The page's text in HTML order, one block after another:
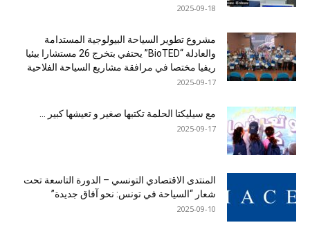
2025-09-18
مشروع تطوير السياحة البيولوجية المستدامة
والعادلة “BioTED” يحتفي بتخرج 26 مستشارا بيئيا
ريفيا مختصا في مرافقة مشاريع السياحة الفلاحية
2025-09-17
مع سيليكتا الحلمة تكتبها صغير و تعيشها كبير …
2025-09-17
المنتدى الاقتصادي التونسي – الدورة التاسعة تحت
شعار “السياحة في تونس: نحو آفاق جديدة”
2025-09-10